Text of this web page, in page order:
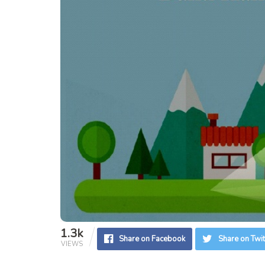
1.3k
VIEWS Share on Facebook Share on